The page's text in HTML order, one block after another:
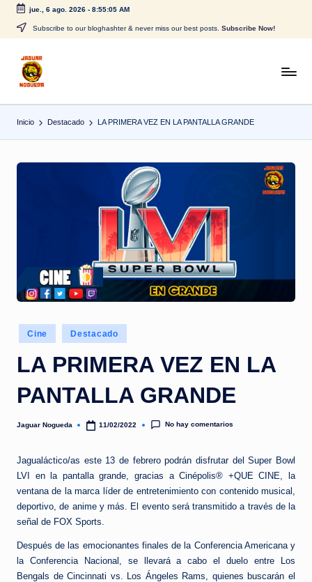
Saltar
contenido
jue., 6 ago. 2026- 8:55:05 AM
Subscribe to our bloghashter & never miss our best posts. Subscribe Now!
J
a
g
u
a
CONTENIDO
Inicio Destacado LA PRIMERA VEZ EN LA PANTALLA GRANDE
Publicado
en
Cine Destacado
LA PRIMERA VEZ EN LA
PANTALLA GRANDE
Publicado
Jaguar Nogueda 11/02/2022 No hay comentarios
Jagualáctico/as este 13 de febrero podrán disfrutar del Super Bowl
LVI en la pantalla grande, gracias a Cinépolis® +QUE CINE, la
ventana de la marca líder de entretenimiento con contenido musical,
deportivo, de anime y más. El evento será transmitido a través de la
señal de FOX Sports.
Después de las emocionantes finales de la Conferencia Americana y
la Conferencia Nacional, se llevará a cabo el duelo entre Los
Bengals de Cincinnati vs. Los Ángeles Rams, quienes buscarán el